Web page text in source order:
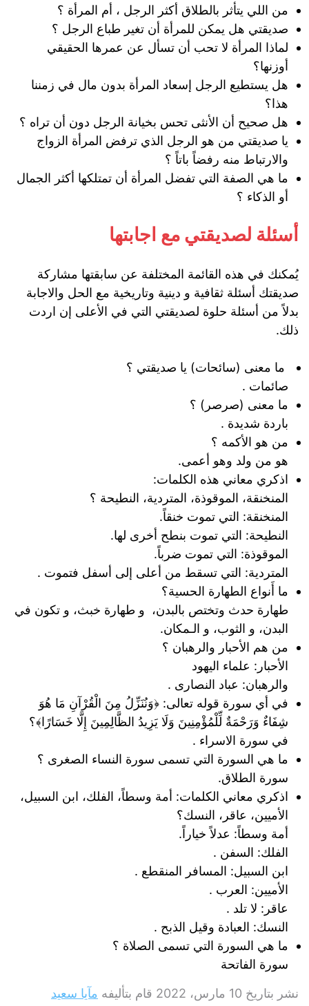
من اللي يتأثر بالطلاق أكثر الرجل ، أم المرأة ؟
صديقتي هل يمكن للمرأة أن تغير طباع الرجل ؟
لماذا المرأة لا تحب أن تسأل عن عمرها الحقيقي
أوزنها؟
هل يستطيع الرجل إسعاد المرأة بدون مال في زمننا
هذا؟
هل صحيح أن الأنثى تحس بخيانة الرجل دون أن تراه ؟
يا صديقتي من هو الرجل الذي ترفض المرأة الزواج
والارتباط منه رفضاً باتاً ؟
ما هي الصفة التي تفضل المرأة أن تمتلكها أكثر الجمال
أو الذكاء ؟
أسئلة لصديقتي مع اجابتها
يُمكنك في هذه القائمة المختلفة عن سابقتها مشاركة
صديقتك أسئلة ثقافية و دينية وتاريخية مع الحل والاجابة
بدلاً من أسئلة حلوة لصديقتي التي في الأعلى إن اردت
ذلك.
ما معنى (سائحات) يا صديقتي ؟
صائمات .
ما معنى (صرصر) ؟
باردة شديدة .
من هو الأكمه ؟
هو من ولد وهو أعمى.
اذكري معاني هذه الكلمات:
المنخنقة، الموقوذة، المتردية، النطيحة ؟
المنخنقة: التي تموت خنقاً.
النطيحة: التي تموت بنطح أخرى لها.
الموقوذة: التي تموت ضرباً.
المتردية: التي تسقط من أعلى إلى أسفل فتموت .
ما أَنواع الطهارة الحسية؟
طهارة حدث وتختص بالبدن، و طهارة خبث، و تكون في
البدن، و الثوب، و الـمكان.
من هم الأحبار والرهبان ؟
الأحبار: علماء اليهود
والرهبان: عباد النصارى .
في أي سورة قوله تعالى: ﴿وَنُنَزِّلُ مِنَ الْقُرْآنِ مَا هُوَ
شِفَاءٌ وَرَحْمَةٌ لِّلْمُؤْمِنِينَ وَلَا يَزِيدُ الظَّالِمِينَ إِلَّا خَسَارًا﴾؟
في سورة الاسراء .
ما هي السورة التي تسمى سورة النساء الصغرى ؟
سورة الطلاق.
اذكري معاني الكلمات: أمة وسطاً، الفلك، ابن السبيل،
الأميين، عاقر، النسك؟
أمة وسطاً: عدلاً خياراً.
الفلك: السفن .
ابن السبيل: المسافر المنقطع .
الأميين: العرب .
عاقر: لا تلد .
النسك: العبادة وقيل الذبح .
ما هي السورة التي تسمى الصلاة ؟
سورة الفاتحة
نشر بتاريخ 10 مارس، 2022 قام بتأليفه مآيا سعيد